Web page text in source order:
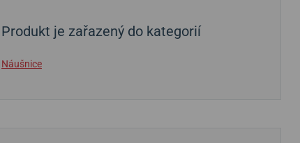
Produkt je zařazený do kategorií
Náušnice